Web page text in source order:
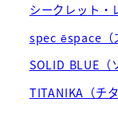
シークレット・
spec ēspace（
SOLID BLUE（
TITANIKA（チタ